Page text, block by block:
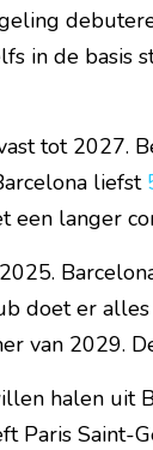
in de basis
tot 2027.
liefst
een langer
doet er
van 2029.
halen uit
Paris